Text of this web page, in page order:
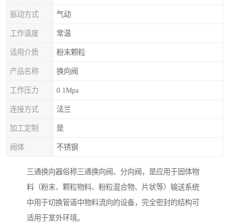
驱动方式 气动
工作温度 常温
适用介质 粉末颗粒
产品名称 换向阀
工作压力 0.1Mpa
连接方式 法兰
加工定制 是
阀体 不锈钢
三通换向器俗称三通换向阀、分向阀，是应用于固体物
料（粉末、颗粒物料、粉粒混合物、片状等）输送系统
中用于切换管道中物料流向的设备，完全密封的结构可
适用于室外环境。